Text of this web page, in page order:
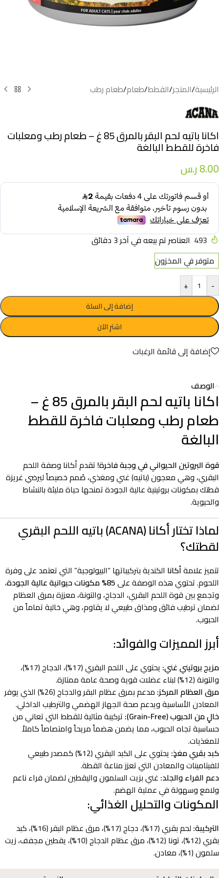
الرئيسية/المتجر/القطط/طعام/طعام رطب
اكانا باتيه لحم البقر بالمرق 85 غ – طعام رطب ومعلبات
فاخرة للقطط البالغة
8.00ر.س
493 العناصر تم بيعه في آخر 3 دقائق
متوفر في المخزون
-
+
إضافة إلى السلة
اشترِ الآن
إضافة إلى قائمة الرغبات
الوصف
اكانا باتيه لحم البقر بالمرق 85 غ –
طعام رطب ومعلبات فاخرة للقطط
البالغة
قوة البروتين الحيواني في وجبة فاخرة! تقدم أكانا وصفة اللحم
البقري، وهي معجون (باتيه) غني ومغذي، صُمم خصيصاً ليرضي غريزة
قطتك بمكونات بروتينية عالية الجودة تمنحها حياة مليئة بالنشاط
والحيوية.
لماذا تختار أكانا (ACANA) باتيه اللحم البقري
لقطتك؟
تتميز علامةأكانا الكندية بتركيباتها “البيولوجية” التي تعتمد على وفرة
اللحوم. تحتوي هذه الوصفة على85% مكونات حيوانية عالية الجودة
،
وتجمع بين قوة اللحم البقري، الدجاج، والتونة، معززة بمرق العظام
لضمان ترطيب فائق ومذاق طبيعي لا يقاوم، وهي خالية تماماً من
الحبوب.
أبرز المميزات والفوائد:
مزيج بروتيني غني:
يحتوي على اللحم البقري (17%)، الدجاج (17%)،
والتونة (12%) لبناء عضلات قوية وصحة عامة ممتازة.
مرق العظام المركز:
مدعم بمرق عظام البقر والدجاج (26%) الذي يوفر
المعادن الأساسية ويدعم صحة الجهاز الهضمي والترطيب الداخلي.
خالٍ من الحبوب (Grain-Free):
تركيبة مثالية للقطط التي تعاني من
حساسية تجاه الحبوب، مما يضمن هضماً مريحاً وامتصاصاً كاملاً
للمغذيات.
كبد بقري مغذٍ:
يحتوي على الكبد البقري (12%) كمصدر طبيعي
للفيتامينات والمعادن التي تعزز مناعة القطة.
دعم الفراء والجلد: غني بزيت السلمون واليقطين لضمان فراء ناعم
ولامع وسهولة في عملية الهضم.
المكونات والتحليل الغذائي:
التركيبة:
لحم بقري (17%)، دجاج (17%)، مرق عظام البقر (16%)، كبد
بقري (12%)، تونا (12%)، مرق عظام الدجاج (10%)، يقطين مجفف، زيت
سلمون (1%)، معادن.